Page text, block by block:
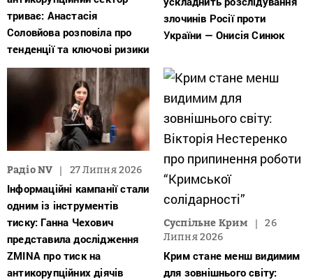
триває: Анастасія
Соловйова розповіла про
тенденції та ключові ризики
злочинів Росії проти
України — Онисія Синюк
Радіо NV 27 Липня 2026
Інформаційні кампанії стали
одним із інструментів
тиску: Ганна Чехович
представила дослідження
ZMINA про тиск на
антикорупційних діячів
Суспільне Крим
26
Липня 2026
Крим стане менш видимим
для зовнішнього світу: